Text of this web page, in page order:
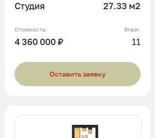
Студия 27.33 м2
Стоимость:
4 360 000 ₽
Этаж:
11
Оставить заявку